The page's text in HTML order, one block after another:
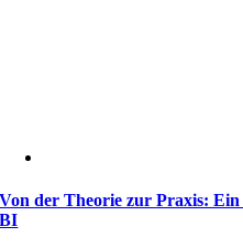
Von der Theorie zur Praxis:
BI